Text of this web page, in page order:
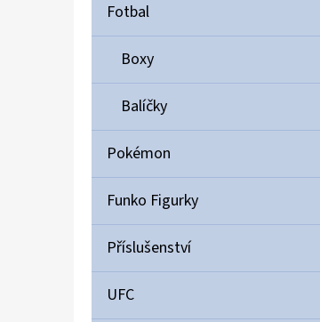
Fotbal
Boxy
Balíčky
Pokémon
Funko Figurky
Příslušenství
UFC